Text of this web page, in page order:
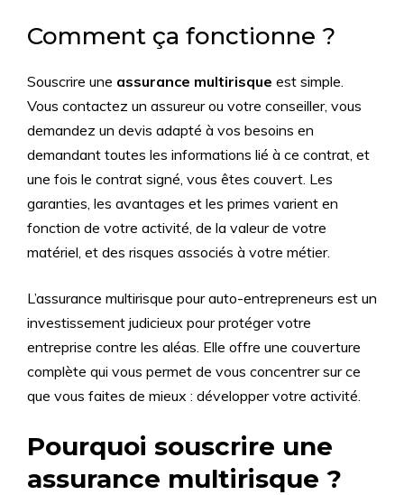
Comment ça fonctionne ?
Souscrire une assurance multirisque est simple.
Vous contactez un assureur ou votre conseiller, vous
demandez un devis adapté à vos besoins en
demandant toutes les informations lié à ce contrat, et
une fois le contrat signé, vous êtes couvert. Les
garanties, les avantages et les primes varient en
fonction de votre activité, de la valeur de votre
matériel, et des risques associés à votre métier.
L’assurance multirisque pour auto-entrepreneurs est un
investissement judicieux pour protéger votre
entreprise contre les aléas. Elle offre une couverture
complète qui vous permet de vous concentrer sur ce
que vous faites de mieux : développer votre activité.
Pourquoi souscrire une
assurance multirisque ?